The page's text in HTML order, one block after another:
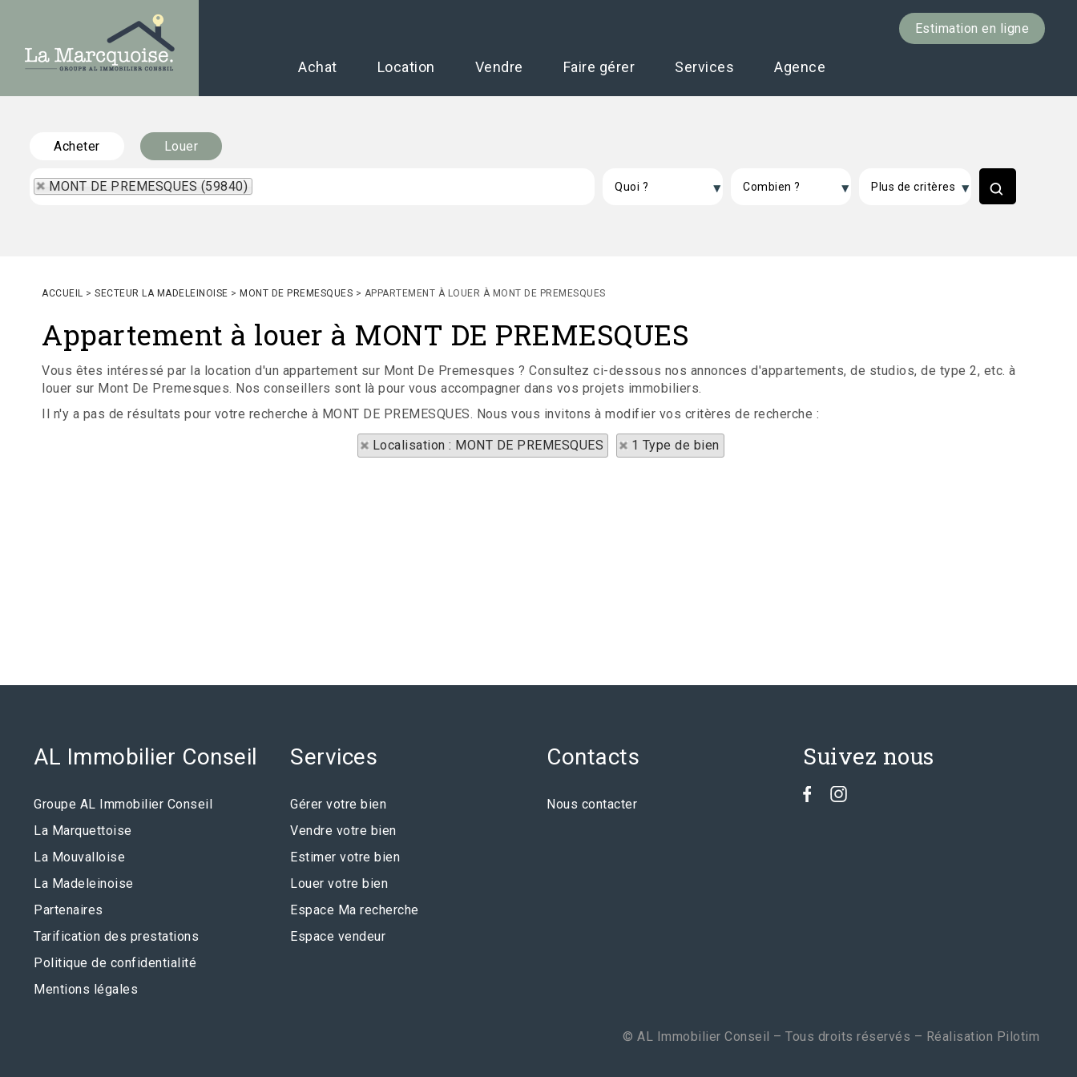
Estimation en ligne
Achat Location Vendre Faire gérer Services Agence
Acheter Louer
MONT DE PREMESQUES (59840)
ACCUEIL > SECTEUR LA MADELEINOISE > MONT DE PREMESQUES > APPARTEMENT À LOUER À MONT DE PREMESQUES
Appartement à louer à MONT DE PREMESQUES
Vous êtes intéressé par la location d'un appartement sur Mont De Premesques ? Consultez ci-dessous nos annonces d'appartements, de studios, de type 2, etc. à
louer sur Mont De Premesques. Nos conseillers sont là pour vous accompagner dans vos projets immobiliers.
Il n'y a pas de résultats pour votre recherche à MONT DE PREMESQUES. Nous vous invitons à modifier vos critères de recherche :
Localisation : MONT DE PREMESQUES 1 Type de bien
AL Immobilier Conseil
Groupe AL Immobilier Conseil
La Marquettoise
La Mouvalloise
La Madeleinoise
Partenaires
Tarification des prestations
Politique de confidentialité
Mentions légales
Services
Gérer votre bien
Vendre votre bien
Estimer votre bien
Louer votre bien
Espace Ma recherche
Espace vendeur
Contacts
Nous contacter
Suivez nous
© AL Immobilier Conseil – Tous droits réservés – Réalisation Pilotim